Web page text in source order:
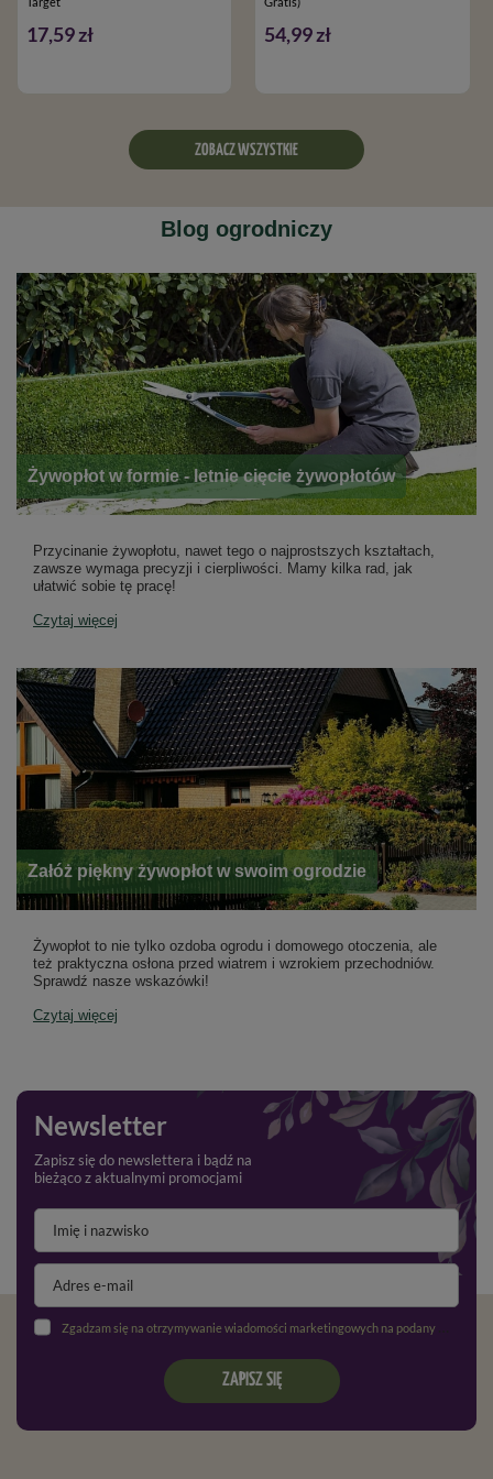
17,59 zł 54,99 zł
ZOBACZ WSZYSTKIE
Blog ogrodniczy
Żywopłot w formie - letnie cięcie żywopłotów
Przycinanie żywopłotu, nawet tego o najprostszych kształtach,
zawsze wymaga precyzji i cierpliwości. Mamy kilka rad, jak
ułatwić sobie tę pracę!
Czytaj więcej
Załóż piękny żywopłot w swoim ogrodzie
Żywopłot to nie tylko ozdoba ogrodu i domowego otoczenia, ale
też praktyczna osłona przed wiatrem i wzrokiem przechodniów.
Sprawdź nasze wskazówki!
Czytaj więcej
Newsletter
Zapisz się do newslettera i bądź na
bieżąco z aktualnymi promocjami
Zgadzam się na otrzymywanie wiadomości marketingowych na podany adres e-mail oraz przetwarzanie danych osobowych zgodnie z
ZAPISZ SIĘ